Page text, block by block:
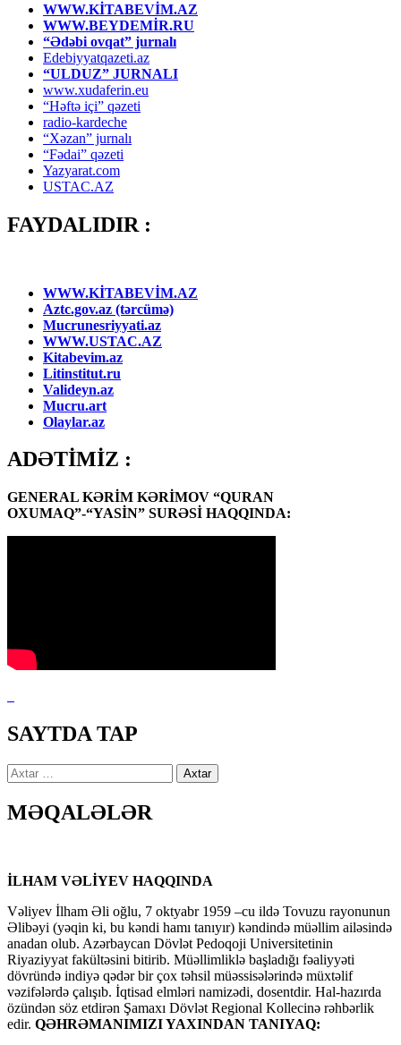
WWW.KİTABEVİM.AZ
WWW.BEYDEMİR.RU
“Ədəbi ovqat” jurnalı
Edebiyyatqazeti.az
“ULDUZ” JURNALI
www.xudaferin.eu
“Həftə içi” qəzeti
radio-kardeche
“Xəzan” jurnalı
“Fədai” qəzeti
Yazyarat.com
USTAC.AZ
FAYDALIDIR :
WWW.KİTABEVİM.AZ
Aztc.gov.az (tərcümə)
Mucrunesriyyati.az
WWW.USTAC.AZ
Kitabevim.az
Litinstitut.ru
Valideyn.az
Mucru.art
Olaylar.az
ADƏTİMİZ :
GENERAL KƏRİM KƏRİMOV “QURAN
OXUMAQ”-“YASİN” SURƏSİ HAQQINDA:
SAYTDA TAP
Axtarış:
MƏQALƏLƏR
İLHAM VƏLİYEV HAQQINDA
Vəliyev İlham Əli oğlu, 7 oktyabr 1959 –cu ildə Tovuzu rayonunun
Əlibəyi (yəqin ki, bu kəndi hamı tanıyır) kəndində müəllim ailəsində
anadan olub. Azərbaycan Dövlət Pedoqoji Universitetinin
Riyaziyyat fakültəsini bitirib. Müəllimliklə başladığı fəaliyyəti
dövründə indiyə qədər bir çox təhsil müəssisələrində müxtəlif
vəzifələrdə çalışıb. İqtisad elmləri namizədi, dosentdir. Hal-hazırda
özündən söz etdirən Şamaxı Dövlət Regional Kollecinə rəhbərlik
edir. QƏHRƏMANIMIZI YAXINDAN TANIYAQ: